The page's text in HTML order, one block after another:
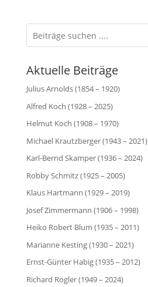
Aktuelle Beiträge
Julius Arnolds (1854 – 1920)
Alfred Koch (1928 – 2025)
Helmut Koch (1908 – 1970)
Michael Krautzberger (1943 – 2021)
Karl-Bernd Skamper (1936 – 2024)
Robby Schmitz (1925 – 2005)
Klaus Hartmann (1929 – 2019)
Josef Zimmermann (1906 – 1998)
Heiko Robert Blum (1935 – 2011)
Marianne Kesting (1930 – 2021)
Ernst-Günter Habig (1935 – 2012)
Richard Rogler (1949 – 2024)